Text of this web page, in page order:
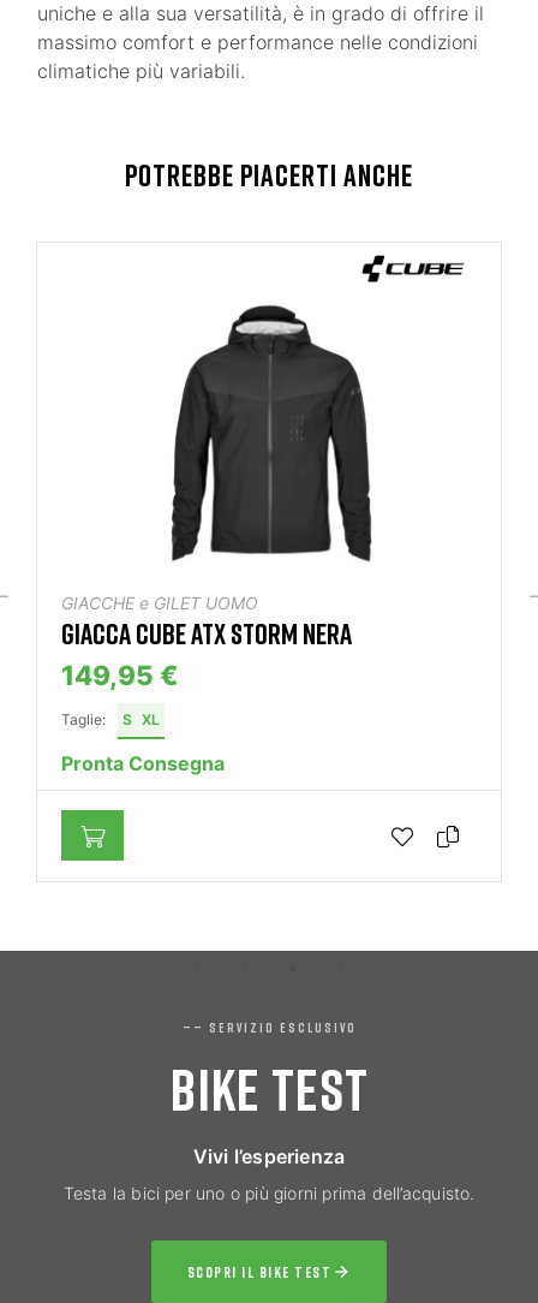
uniche e alla sua versatilità, è in grado di offrire il
massimo comfort e performance nelle condizioni
climatiche più variabili.
POTREBBE PIACERTI ANCHE
GIACCHE e GILET UOMO
GIACCA CUBE ATX STORM NERA
149,95 €
Taglie: S XL
Pronta Consegna
—— SERVIZIO ESCLUSIVO
BIKE TEST
Vivi l’esperienza
Testa la bici per uno o più giorni prima dell’acquisto.
SCOPRI IL BIKE TEST